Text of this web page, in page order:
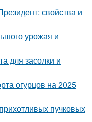
свойства и
урожая и
для засолки и
огурцов на 2025
пучковых